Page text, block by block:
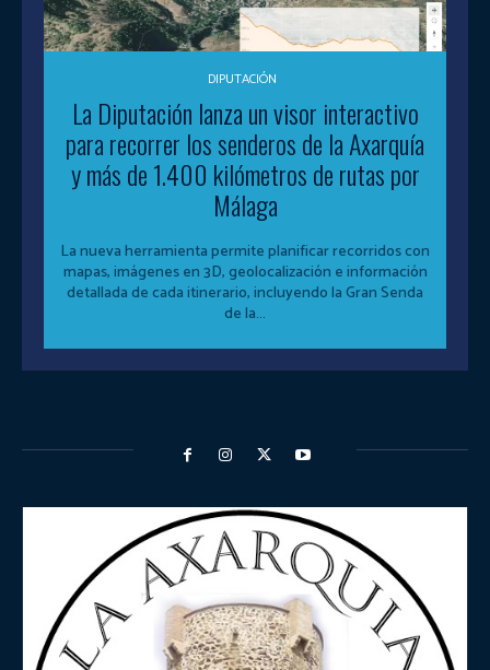
DIPUTACIÓN
La Diputación lanza un visor interactivo
para recorrer los senderos de la Axarquía
y más de 1.400 kilómetros de rutas por
Málaga
La nueva herramienta permite planificar recorridos con
mapas, imágenes en 3D, geolocalización e información
detallada de cada itinerario, incluyendo la Gran Senda
de la...